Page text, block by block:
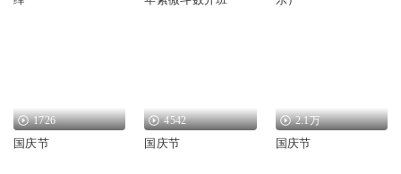
1726
国庆节
4542
国庆节
2.1万
国庆节